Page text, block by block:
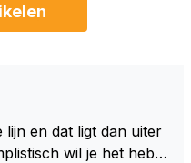
lijn en dat ligt dan uiter
wil je het hebb